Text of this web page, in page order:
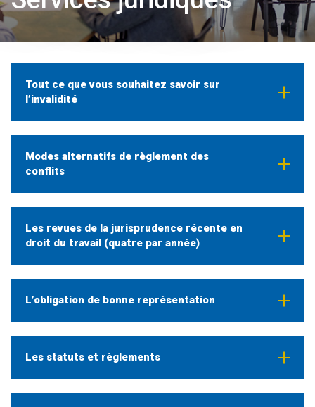
Tout ce que vous souhaitez savoir sur
l’invalidité
Modes alternatifs de règlement des
conflits
Les revues de la jurisprudence récente en
droit du travail (quatre par année)
L’obligation de bonne représentation
Les statuts et règlements